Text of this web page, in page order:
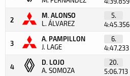
2
M. ALONSO
L. ÁLVAREZ
5.
4:45.356
3
A. PAMPILLON
J. LAGE
6.
4:47.233
4
D. LOJO
A. SOMOZA
20.
5:06.713